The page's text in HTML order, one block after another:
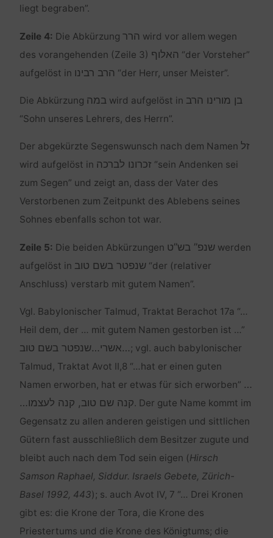
liegt begraben”.
Zeile 4: Die Abkürzung הרר wird vor allem wegen
des vorangehenden (Zeile 3) האלוף “der Vorsteher”
aufgelöst in הרב רבינו “der Herr, unser Meister”.
Die Abkürzung במהwird aufgelöst in בן מורינו הרב
“Sohn unseres Lehrers, des Herrn”.
Der abgekürzte Segenswunsch nach dem Namen זל
wird aufgelöst in זכרונו לברכה “sein Andenken sei
zum Segen” und zeigt an, dass der Vater des
Verstorbenen zum Zeitpunkt des Ablebens seines
Sohnes ebenfalls schon tot war.
Zeile 5: Die beiden Abkürzungen שנפ” בש”טwerden
aufgelöst in שנפטר בשם טוב“der (relativer
Anschluss) verstarb mit gutem Namen”.
Vgl. Babylonischer Talmud, Traktat Berachot 17a “…
Heil dem, der … mit gutem Namen gestorben ist …”
; vgl. auch babylonischer
Talmud, Traktat Avot II,8 “…hat er einen guten
Namen erworben, hat er etwas für sich erworben” …
קנה שם טוב, קנה לעצמו…. Der gute Name kommt im
Gegensatz zu allen anderen geistigen und sittlichen
Gütern fast ausschließlich dem Besitzer zugute und
bleibt auch nach dem Tod sein eigen (Hirsch
Samson Raphael, Siddur. Israels Gebete, Zürich-
Basel 1992, 443); s. auch Avot IV, 7 “… Drei Kronen
gibt es: die Krone der Tora, die Krone des
Priestertums und die Krone des Königtums; die